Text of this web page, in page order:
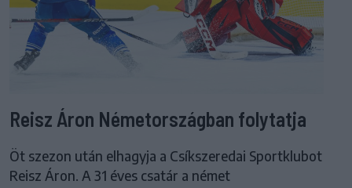
Reisz Áron Németországban folytatja
Öt szezon után elhagyja a Csíkszeredai Sportklubot
Reisz Áron. A 31 éves csatár a német